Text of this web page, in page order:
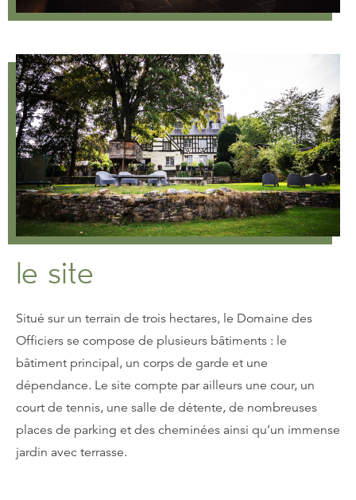
le site
Situé sur un terrain de trois hectares, le Domaine des
Officiers se compose de plusieurs bâtiments : le
bâtiment principal, un corps de garde et une
dépendance. Le site compte par ailleurs une cour, un
court de tennis, une salle de détente, de nombreuses
places de parking et des cheminées ainsi qu’un immense
jardin avec terrasse.